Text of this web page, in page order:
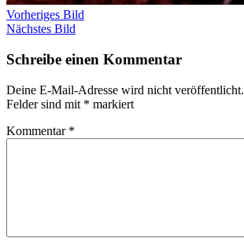
Vorheriges Bild
Nächstes Bild
Schreibe einen Kommentar
Deine E-Mail-Adresse wird nicht veröffentlicht.
Felder sind mit * markiert
Kommentar *